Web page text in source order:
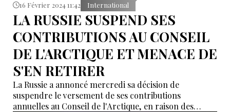
16 Février 2024 11:42 International
LA RUSSIE SUSPEND SES
CONTRIBUTIONS AU CONSEIL
DE L'ARCTIQUE ET MENACE DE
S'EN RETIRER
La Russie a annoncé mercredi sa décision de
suspendre le versement de ses contributions
annuelles au Conseil de l'Arctique, en raison des